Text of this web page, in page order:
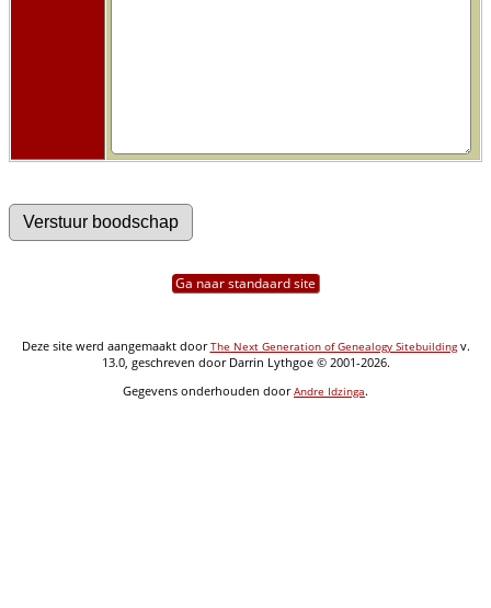
Ga naar standaard site
Deze site werd aangemaakt doorThe Next Generation of Genealogy Sitebuildingv.
13.0, geschreven door Darrin Lythgoe © 2001-2026.
Gegevens onderhouden doorAndre Idzinga.